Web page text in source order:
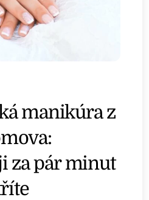
manikúra z
za pár minut